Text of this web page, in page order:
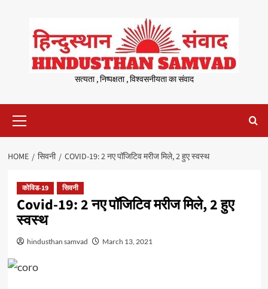
content
सत्यता , निष्पक्षता , विश्वसनीयता का संवाद
Menu
HOME सिवनी COVID-19: 2 नए पॉजिटिव मरीज मिले, 2 हुए स्वस्थ
कोविड-19 सिवनी
Covid-19: 2 नए पॉजिटिव मरीज मिले, 2 हुए
स्वस्थ
hindusthan samvad March 13, 2021